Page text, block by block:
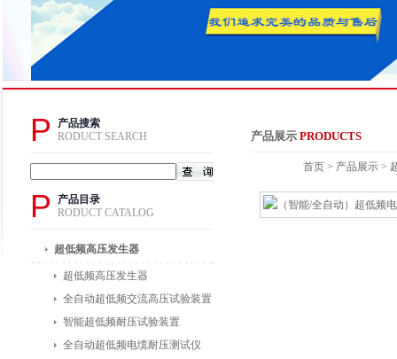
P
产品搜索
RODUCT SEARCH
P
产品目录
RODUCT CATALOG
超低频高压发生器
超低频高压发生器
全自动超低频交流高压试验装置
智能超低频耐压试验装置
全自动超低频电缆耐压测试仪
产品展示 PRODUCTS
首页 > 产品展示 >